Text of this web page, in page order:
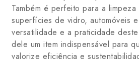
Também é perfeito para a
superfícies de vidro, automóveis
versatilidade e a praticidade
dele um item indispensável para
valorize eficiência e